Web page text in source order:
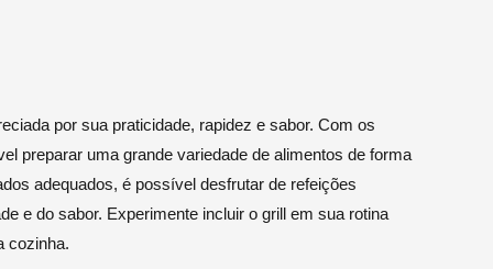
por sua praticidade, rapidez e sabor. Com os
preparar uma grande variedade de alimentos de forma
adequados, é possível desfrutar de refeições
e do sabor. Experimente incluir o grill em sua rotina
cozinha.